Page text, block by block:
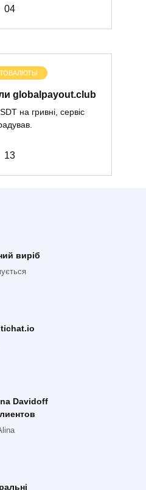
04
globalpayout.club
на гривні, сервіс
13
виріб
Davidoff